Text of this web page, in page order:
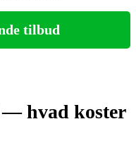
tilbud
hvad koster